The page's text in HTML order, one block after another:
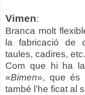
Vimen:
Branca molt
la fabricació de
taules, cadires, etc.
Com que hi ha
«Bimen», que és
també l’he ficat al